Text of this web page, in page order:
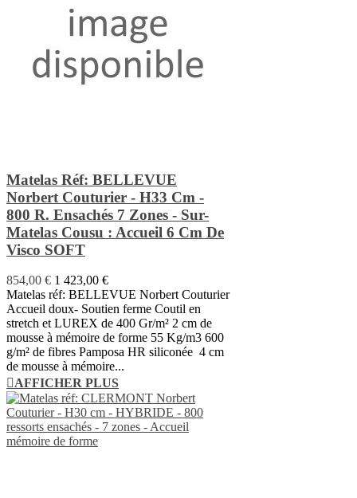
Matelas Réf: BELLEVUE
Norbert Couturier - H33 Cm -
800 R. Ensachés 7 Zones - Sur-
Matelas Cousu : Accueil 6 Cm De
Visco SOFT
854,00 € 1 423,00 €
Matelas réf: BELLEVUE Norbert Couturier
Accueil doux- Soutien ferme Coutil en
stretch et LUREX de 400 Gr/m² 2 cm de
mousse à mémoire de forme 55 Kg/m3 600
g/m² de fibres Pamposa HR siliconée 4 cm
de mousse à mémoire...
AFFICHER PLUS